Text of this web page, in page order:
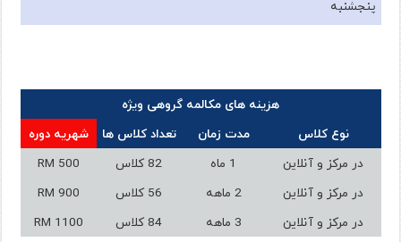
پنجشنبه
هزینه های مکالمه گروهی ویژه
نوع کلاس
مدت زمان تعداد کلاس ها
شهریه دوره
در مرکز و آنلاین
1 ماه 82 کلاس
RM 500
در مرکز و آنلاین
2 ماهه 56 کلاس
RM 900
در مرکز و آنلاین
3 ماهه 84 کلاس RM 1100